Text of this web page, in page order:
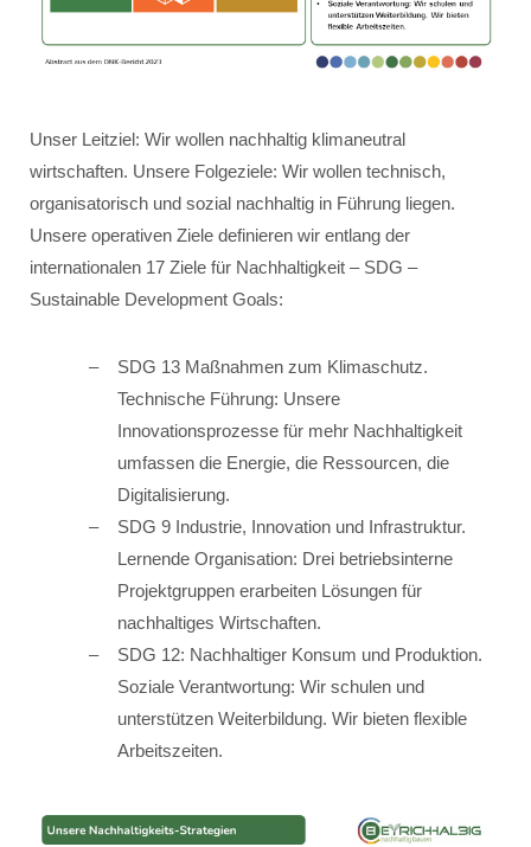
Unser Leitziel: Wir wollen nachhaltig klimaneutral
wirtschaften. Unsere Folgeziele: Wir wollen technisch,
organisatorisch und sozial nachhaltig in Führung liegen.
Unsere operativen Ziele definieren wir entlang der
internationalen 17 Ziele für Nachhaltigkeit – SDG –
Sustainable Development Goals:
SDG 13 Maßnahmen zum Klimaschutz.
Technische Führung: Unsere
Innovationsprozesse für mehr Nachhaltigkeit
umfassen die Energie, die Ressourcen, die
Digitalisierung.
SDG 9 Industrie, Innovation und Infrastruktur.
Lernende Organisation: Drei betriebsinterne
Projektgruppen erarbeiten Lösungen für
nachhaltiges Wirtschaften.
SDG 12: Nachhaltiger Konsum und Produktion.
Soziale Verantwortung: Wir schulen und
unterstützen Weiterbildung. Wir bieten flexible
Arbeitszeiten.